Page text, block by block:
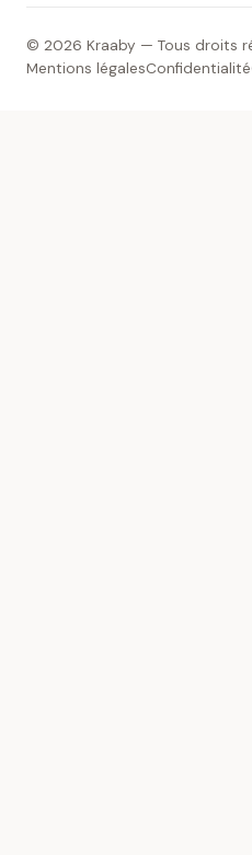
© 2026 Kraaby — Tous droits
Mentions légalesConfidentialité